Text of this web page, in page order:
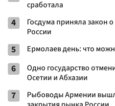
сработала
4
Госдума приняла закон
России
5 Ермолаев день: что
6
Одно государство
Осетии и Абхазии
7
Рыбоводы Армении